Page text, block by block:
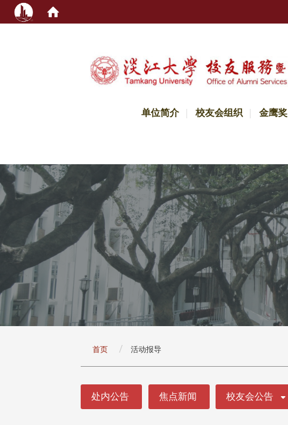
单位简介 校友会组织 金鹰奖
首页 活动报导
处内公告 焦点新闻 校友会公告